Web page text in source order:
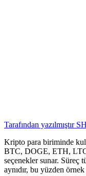
Tarafından yazılmıştır
Kripto para biriminde
BTC, DOGE, ETH,
seçenekler sunar. Süreç
aynıdır, bu yüzden